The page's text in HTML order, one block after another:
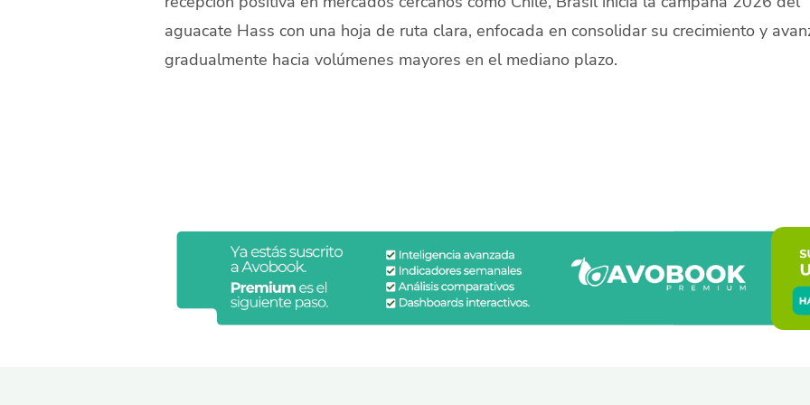
aguacate Hass con una hoja de ruta clara, enfocada en consolidar su crecimiento y
gradualmente hacia volúmenes mayores en el mediano plazo.